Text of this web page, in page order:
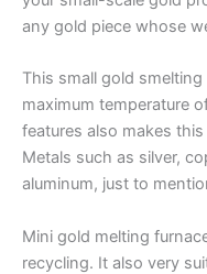
any gold piece whose
This small gold
maximum temperature
features also makes
Metals such as silver,
aluminum, just to
Mini gold melting
recycling. It also very